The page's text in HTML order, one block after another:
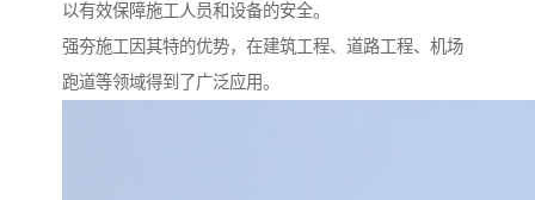
以有效保障施工人员和设备的安全。
强夯施工因其特的优势，在建筑工程、道路工程、机场
跑道等领域得到了广泛应用。